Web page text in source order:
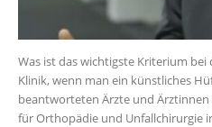
Was ist das wichtigste Kriterium bei
Klinik, wenn man ein künstliches
beantworteten Ärzte und
für Orthopädie und Unfallchirurgie